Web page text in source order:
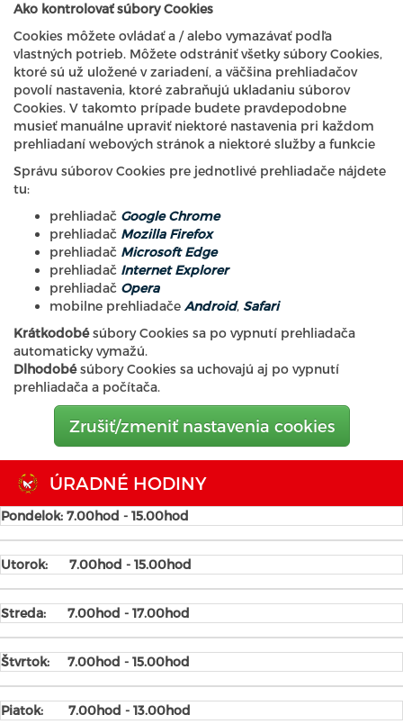
Ako kontrolovať súbory Cookies
Cookies môžete ovládať a / alebo vymazávať podľa
vlastných potrieb. Môžete odstrániť všetky súbory Cookies,
ktoré sú už uložené v zariadení, a väčšina prehliadačov
povolí nastavenia, ktoré zabraňujú ukladaniu súborov
Cookies. V takomto prípade budete pravdepodobne
musieť manuálne upraviť niektoré nastavenia pri každom
prehliadaní webových stránok a niektoré služby a funkcie
Správu súborov Cookies pre jednotlivé prehliadače nájdete
tu:
prehliadač Google Chrome
prehliadač Mozilla Firefox
prehliadač Microsoft Edge
prehliadač Internet Explorer
prehliadač Opera
mobilne prehliadače Android, Safari
Krátkodobésúbory Cookies sa po vypnutí prehliadača
automaticky vymažú.
Dlhodobésúbory Cookies sa uchovajú aj po vypnutí
prehliadača a počítača.
Zrušiť/zmeniť nastavenia cookies
ÚRADNÉ HODINY
Pondelok: 7.00hod - 15.00hod
Utorok: 7.00hod - 15.00hod
Streda: 7.00hod - 17.00hod
Štvrtok: 7.00hod - 15.00hod
Piatok: 7.00hod - 13.00hod